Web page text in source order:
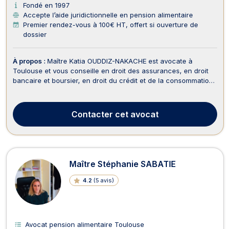
Fondé en 1997
Accepte l’aide juridictionnelle en pension alimentaire
Premier rendez-vous à 100€ HT, offert si ouverture de
dossier
À propos : Maître Katia OUDDIZ-NAKACHE est avocate à
Toulouse et vous conseille en droit des assurances, en droit
bancaire et boursier, en droit du crédit et de la consommation,
droit du travail. Maître OUDDIZ-...
Contacter cet avocat
Maître Stéphanie SABATIE
4.2 (5 avis)
Avocat pension alimentaire Toulouse